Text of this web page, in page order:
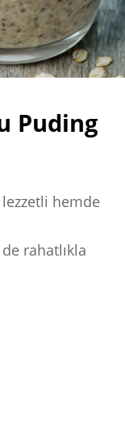
Puding
hemde
rahatlıkla